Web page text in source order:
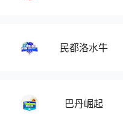
民都洛水牛
巴丹崛起